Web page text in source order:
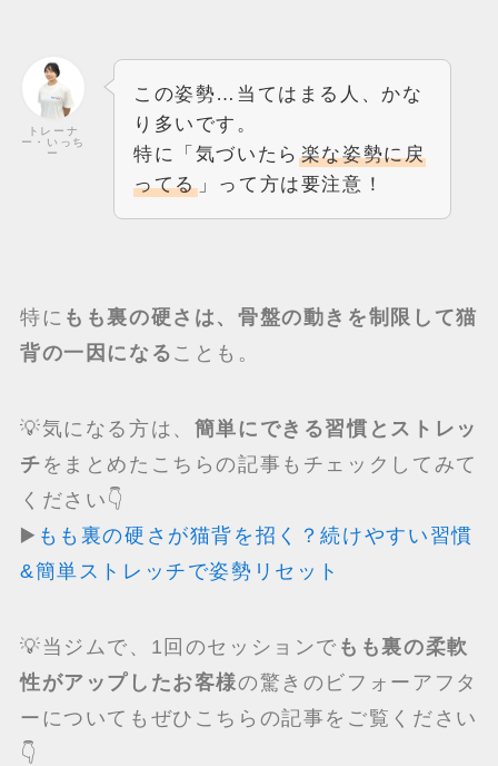
トレーナ
ー・いっち
ー
この姿勢…当てはまる人、かな
り多いです。
特に「気づいたら 楽な姿勢に戻
ってる」って方は要注意！
特に もも裏の硬さは、骨盤の動きを制限して猫
背の一因になる ことも。
💡気になる方は、 簡単にできる習慣とストレッ
チ をまとめたこちらの記事もチェックしてみて
ください👇
▶️ もも裏の硬さが猫背を招く？続けやすい習慣
&簡単ストレッチで姿勢リセット
💡当ジムで、1回のセッションで もも裏の柔軟
性がアップしたお客様の驚きのビフォーアフタ
ーについてもぜひこちらの記事をご覧ください
👇